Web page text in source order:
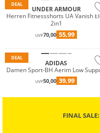
DEAL
UNDER ARMOUR
Herren Fitnessshorts UA Vanish
2in1
UVP70,00 55,99
DEAL
ADIDAS
Damen Sport-BH Aerim Low
UVP50,00 39,99
FINAL